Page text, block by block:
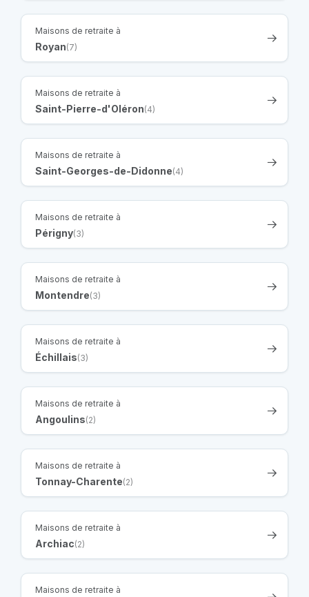
Maisons de retraite à
Royan(7)
Maisons de retraite à
Saint-Pierre-d'Oléron(4)
Maisons de retraite à
Saint-Georges-de-Didonne(4)
Maisons de retraite à
Périgny(3)
Maisons de retraite à
Montendre(3)
Maisons de retraite à
Échillais(3)
Maisons de retraite à
Angoulins(2)
Maisons de retraite à
Tonnay-Charente(2)
Maisons de retraite à
Archiac(2)
Maisons de retraite à